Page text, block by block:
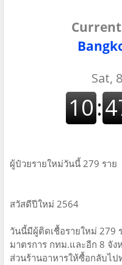
ผู้ป๋วยรายใหม่วันนี้ 279 ราย
สวัสดีปีใหม่ 2564
วันนี้มีผู้ติดเชื้อรายใหม่ 279
มาตรการ กทม.และอีก 8 จัง
ส่วนร้านอาหารให้ซื้อกลับไ